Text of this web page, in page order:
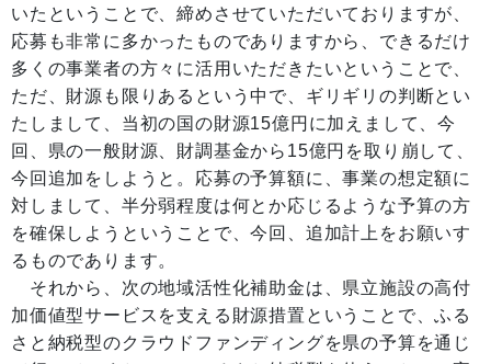
いたということで、締めさせていただいておりますが、
応募も非常に多かったものでありますから、できるだけ
多くの事業者の方々に活用いただきたいということで、
ただ、財源も限りあるという中で、ギリギリの判断とい
たしまして、当初の国の財源15億円に加えまして、今
回、県の一般財源、財調基金から15億円を取り崩して、
今回追加をしようと。応募の予算額に、事業の想定額に
対しまして、半分弱程度は何とか応じるような予算の方
を確保しようということで、今回、追加計上をお願いす
るものであります。
それから、次の地域活性化補助金は、県立施設の高付
加価値型サービスを支える財源措置ということで、ふる
さと納税型のクラウドファンディングを県の予算を通じ